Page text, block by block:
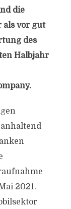
die
als vor gut
des
Halbjahr
2021.